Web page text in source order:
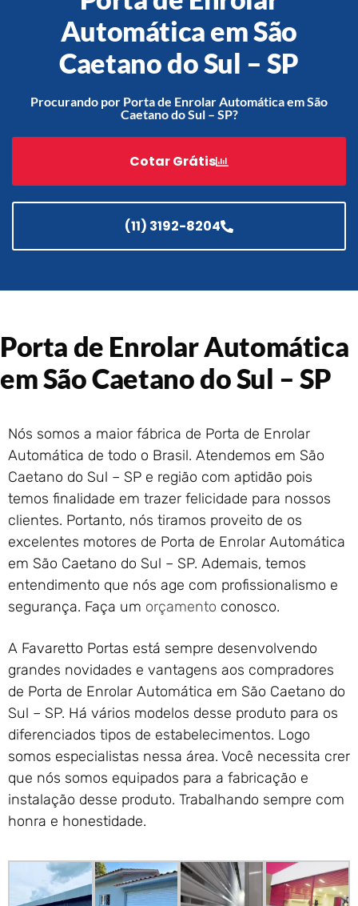
Portão de Garagem de
Enrolar em Teresópolis – RJ
Enrolar em São Pedro da
Aldeia – RJ
Enrolar em São João de
Portão de Garagem de
Enrolar em São Gonçalo – RJ
Portão de Garagem de
Portão de Garagem de
Enrolar em Petrópolis – RJ
Portão de Garagem de
Enrolar em Paraty – RJ
Enrolar em Nova Iguaçu – RJ
Portão de Garagem de
Enrolar em Nova Friburgo –
RJ
Automática em São
Caetano do Sul – SP
Procurando por Porta de Enrolar Automática em São
Caetano do Sul – SP?
Cotar Grátis
(11) 3192-8204
Porta de Enrolar Automática
em São Caetano do Sul – SP
Nós somos a maior fábrica de Porta de Enrolar
Automática de todo o Brasil. Atendemos em São
Caetano do Sul – SP e região com aptidão pois
temos finalidade em trazer felicidade para nossos
clientes. Portanto, nós tiramos proveito de os
excelentes motores de Porta de Enrolar Automática
em São Caetano do Sul – SP. Ademais, temos
entendimento que nós age com profissionalismo e
segurança. Faça um orçamento conosco.
A Favaretto Portas está sempre desenvolvendo
grandes novidades e vantagens aos compradores
de Porta de Enrolar Automática em São Caetano do
Sul – SP. Há vários modelos desse produto para os
diferenciados tipos de estabelecimentos. Logo
somos especialistas nessa área. Você necessita crer
que nós somos equipados para a fabricação e
instalação desse produto. Trabalhando sempre com
honra e honestidade.